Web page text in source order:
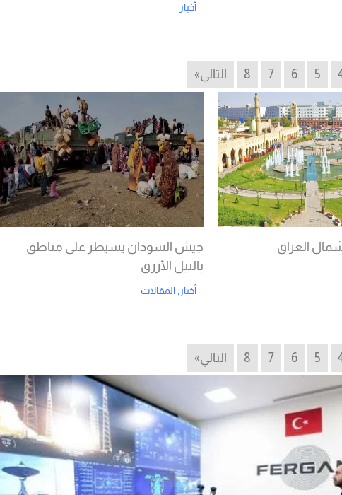
أخبار
5
6
7
8 التالي»
العراق
جيش السودان يسيطر على مناطق
بالنيل الأزرق
أخبار المقالات
5
6
7
8 التالي»